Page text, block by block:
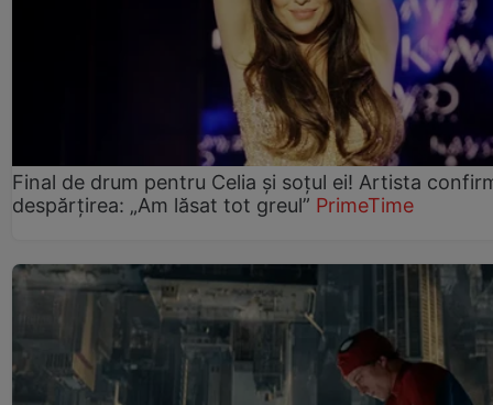
Final de drum pentru Celia și soțul ei! Artista
despărțirea: „Am lăsat tot greul” PrimeTime